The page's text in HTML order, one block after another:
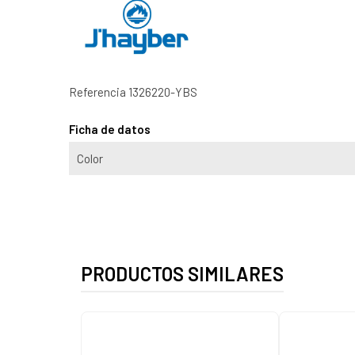
Referencia 1326220-YBS
Ficha de datos
Color
PRODUCTOS SIMILARES